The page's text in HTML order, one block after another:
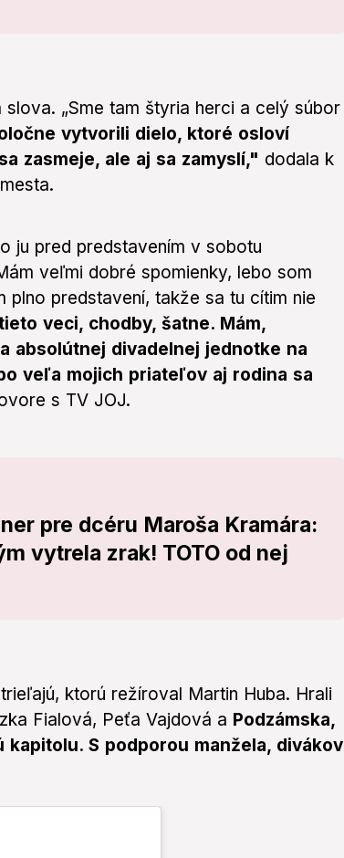
„Sme tam štyria herci a celý súbor
vytvorili dielo, ktoré osloví
zasmeje, ale aj sa zamyslí," dodala k
ju pred predstavením v sobotu
veľmi dobré spomienky, lebo som
predstavení, takže sa tu cítim nie
veci, chodby, šatne. Mám,
absolútnej divadelnej jednotke na
veľa mojich priateľov aj rodina sa
s TV JOJ.
pre dcéru Maroša Kramára:
vytrela zrak! TOTO od nej
ktorú režíroval Martin Huba. Hrali
Fialová, Peťa Vajdová a Podzámska,
S podporou manžela, divákov